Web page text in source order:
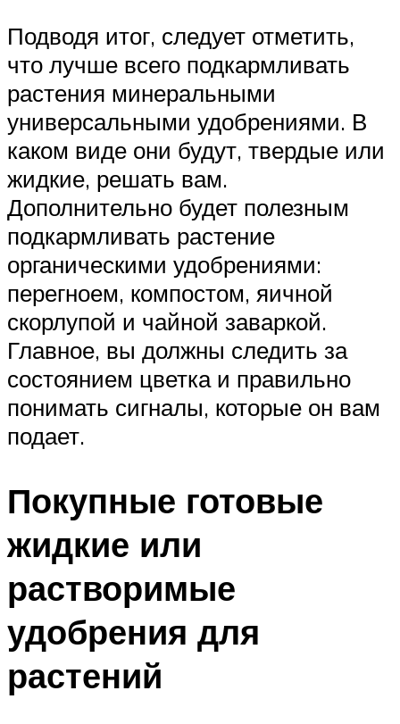
Подводя итог, следует отметить,
что лучше всего подкармливать
растения минеральными
универсальными удобрениями. В
каком виде они будут, твердые или
жидкие, решать вам.
Дополнительно будет полезным
подкармливать растение
органическими удобрениями:
перегноем, компостом, яичной
скорлупой и чайной заваркой.
Главное, вы должны следить за
состоянием цветка и правильно
понимать сигналы, которые он вам
подает.
Покупные готовые
жидкие или
растворимые
удобрения для
растений